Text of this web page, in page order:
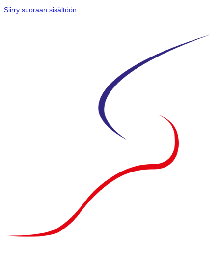
Siirry suoraan sisältöön